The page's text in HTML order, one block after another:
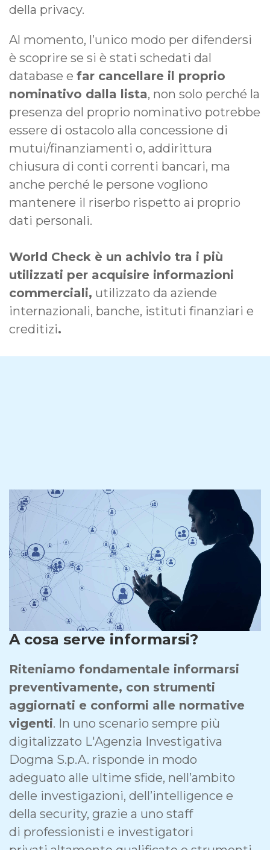
della privacy.
Al momento, l’unico modo per difendersi
è scoprire se si è stati schedati dal
database e far cancellare il proprio
nominativo dalla lista, non solo perché la
presenza del proprio nominativo potrebbe
essere di ostacolo alla concessione di
mutui/finanziamenti o, addirittura
chiusura di conti correnti bancari, ma
anche perché le persone vogliono
mantenere il riserbo rispetto ai proprio
dati personali.
World Check è un achivio tra i più
utilizzati per acquisire informazioni
commerciali, utilizzato da aziende
internazionali, banche, istituti finanziari e
creditizi.
A cosa serve informarsi?
Riteniamo fondamentale informarsi
preventivamente, con strumenti
aggiornati e conformi alle normative
vigenti. In uno scenario sempre più
digitalizzato L'Agenzia Investigativa
Dogma S.p.A. risponde in modo
adeguato alle ultime sfide, nell’ambito
delle investigazioni, dell’intelligence e
della security, grazie a uno staff
di professionisti e investigatori